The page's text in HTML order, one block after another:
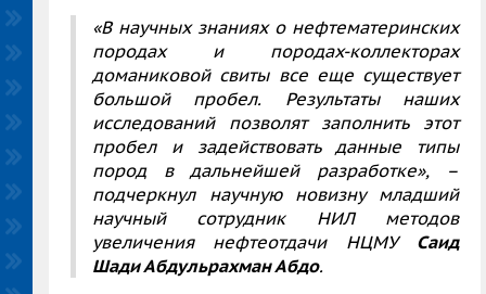
«В научных знаниях о нефтематеринских
породах и породах-коллекторах
доманиковой свиты все еще существует
большой пробел. Результаты наших
исследований позволят заполнить этот
пробел и задействовать данные типы
пород в дальнейшей разработке», –
подчеркнул научную новизну младший
научный сотрудник НИЛ методов
увеличения нефтеотдачи НЦМУ Саид
Шади Абдульрахман Абдо.